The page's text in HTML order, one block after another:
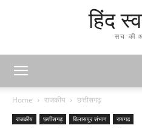
हिंद
सच की
Home राजकीय छत्तीसगढ़
राजकीय छत्तीसगढ़ बिलासपुर संभाग रायगढ